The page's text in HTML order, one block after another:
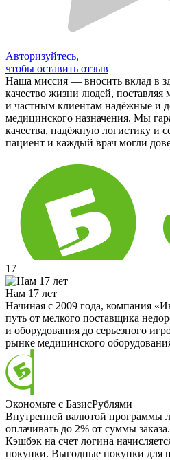
Авторизуйтесь,
чтобы оставить отзыв
Наша миссия — вносить вклад в
качество жизни людей,
и частным клиентам надёжные и
медицинского назначения. Мы
качества, надёжную логистику и
пациент и каждый врач могли
17
Нам 17 лет
Начиная с 2009 года, компания
путь от мелкого поставщика
и оборудования до серьезного
рынке медицинского
Экономьте с БазисРублями
Внутренней валютой программы
оплачивать до 2% от суммы
Кэшбэк на счет логина
покупки. Выгодные покупки для